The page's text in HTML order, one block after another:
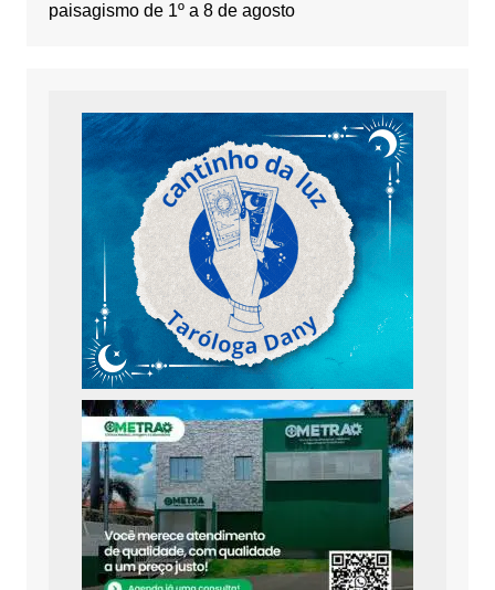
paisagismo de 1º a 8 de agosto